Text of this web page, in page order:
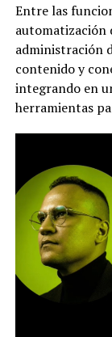
Entre las
automatización
administración
contenido y
integrando en
herramientas